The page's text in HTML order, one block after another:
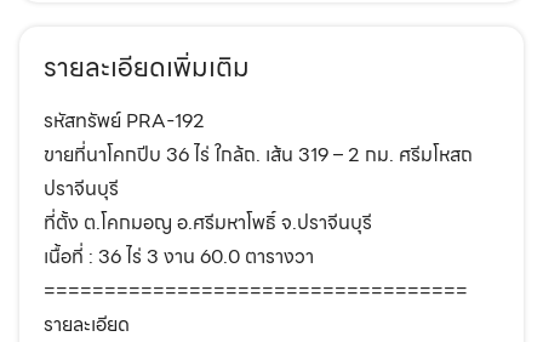
รายละเอียดเพิ่มเติม
รหัสทรัพย์ PRA-192
ขายที่นาโคกปีบ 36 ไร่ ใกล้ถ. เส้น 319 – 2 กม. ศรีมโหสถ
ปราจีนบุรี
ที่ตั้ง ต.โคกมอญ อ.ศรีมหาโพธิ์ จ.ปราจีนบุรี
เนื้อที่ : 36 ไร่ 3 งาน 60.0 ตารางวา
===================================
รายละเอียด